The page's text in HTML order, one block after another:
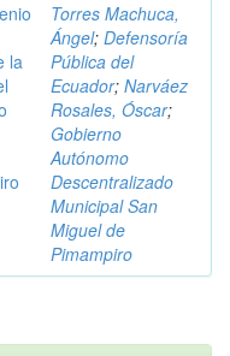
la
Torres Machuca,
Ángel; Defensoría
Pública del
Ecuador; Narváez
Rosales, Óscar;
Gobierno
Autónomo
Descentralizado
Municipal San
Miguel de
Pimampiro